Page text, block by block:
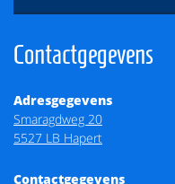
Contactgegevens
Adresgegevens
Smaragdweg 20
5527 LB Hapert
Contactgegevens